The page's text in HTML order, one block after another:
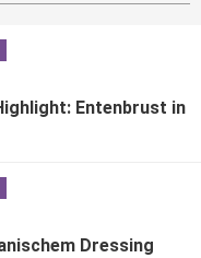
Entenbrust in
Dressing